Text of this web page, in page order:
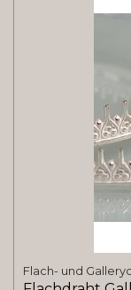
Flach- und